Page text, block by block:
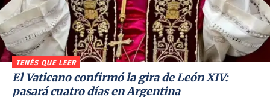
TENÉS QUE LEER
El Vaticano confirmó la gira de León XIV:
pasará cuatro días en Argentina